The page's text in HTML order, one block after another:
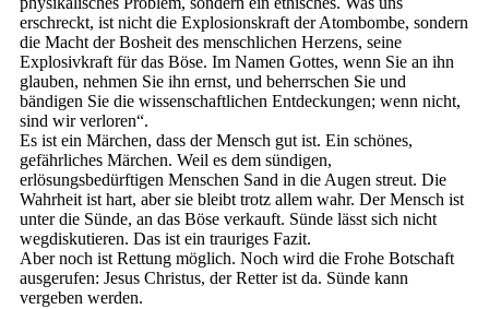
erschreckt, ist nicht die Explosionskraft der Atombombe, sondern
die Macht der Bosheit des menschlichen Herzens, seine
Explosivkraft für das Böse. Im Namen Gottes, wenn Sie an ihn
glauben, nehmen Sie ihn ernst, und beherrschen Sie und
bändigen Sie die wissenschaftlichen Entdeckungen; wenn nicht,
sind wir verloren“.
Es ist ein Märchen, dass der Mensch gut ist. Ein schönes,
gefährliches Märchen. Weil es dem sündigen,
erlösungsbedürftigen Menschen Sand in die Augen streut. Die
Wahrheit ist hart, aber sie bleibt trotz allem wahr. Der Mensch ist
unter die Sünde, an das Böse verkauft. Sünde lässt sich nicht
wegdiskutieren. Das ist ein trauriges Fazit.
Aber noch ist Rettung möglich. Noch wird die Frohe Botschaft
ausgerufen: Jesus Christus, der Retter ist da. Sünde kann
vergeben werden.